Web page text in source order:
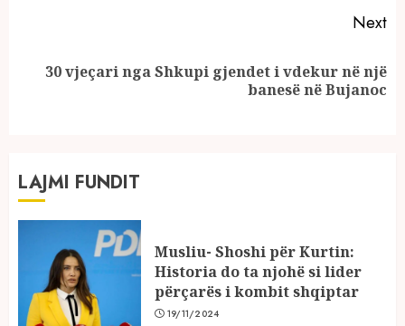
Next
Next30 vjeçari nga Shkupi gjendet i vdekur në një
banesë në Bujanoc
LAJMI FUNDIT
Musliu- Shoshi për Kurtin:
Historia do ta njohë si lider
përçarës i kombit shqiptar
19/11/2024